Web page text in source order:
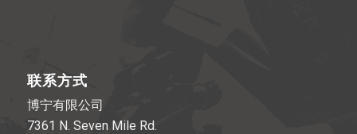
联系方式
博宁有限公司
7361 N. Seven Mile Rd.